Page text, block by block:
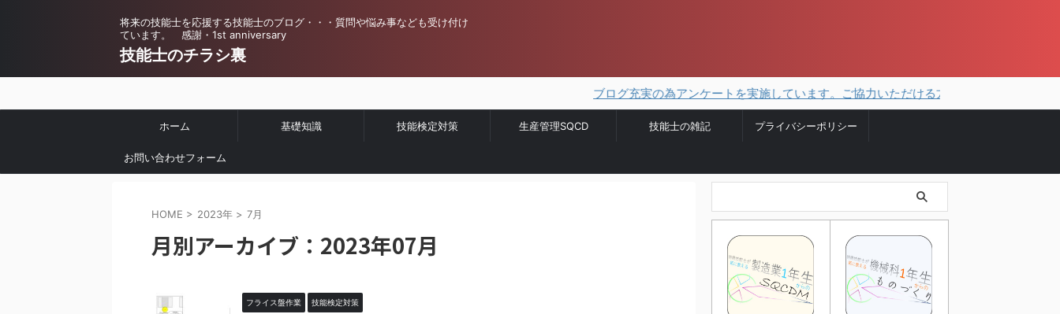
将来の技能士を応援する技能士のブログ・・・質問や悩み事なども受け付け
ています。 感謝・1st anniversary
技能士のチラシ裏
ブログ充実の為アンケートを実施しています。ご協力いただける方はこちらから。
ホーム 基礎知識 技能検定対策 生産管理SQCD 技能士の雑記 プライバシーポリシー
お問い合わせフォーム
HOME > 2023年 > 7月
月別アーカイブ：2023年07月
フライス盤作業 技能検定対策